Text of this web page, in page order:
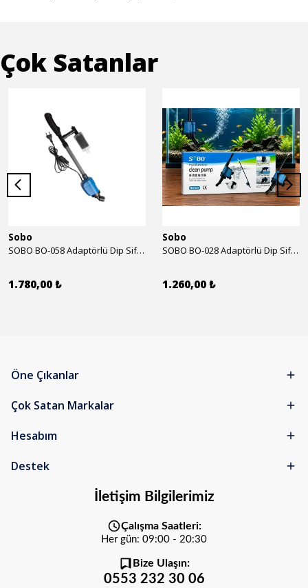
Çok Satanlar
Sobo
SOBO BO-058 Adaptörlü Dip Sifonu 2000 Lth 32 W
1.780,00 ₺
Sobo
SOBO BO-028 Adaptörlü Dip Sifonu 1700 Lth 28 W
1.260,00 ₺
Öne Çıkanlar
Çok Satan Markalar
Hesabım
Destek
İletişim Bilgilerimiz
Çalışma Saatleri:
Her gün: 09:00 - 20:30
Bize Ulaşın:
0553 232 30 06